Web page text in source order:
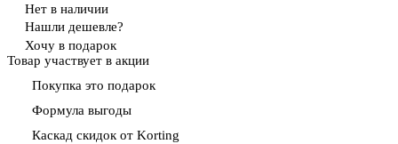
Нет в наличии
Нашли дешевле?
Хочу в подарок
Товар участвует в акции
Покупка это подарок
Формула выгоды
Каскад скидок от Korting